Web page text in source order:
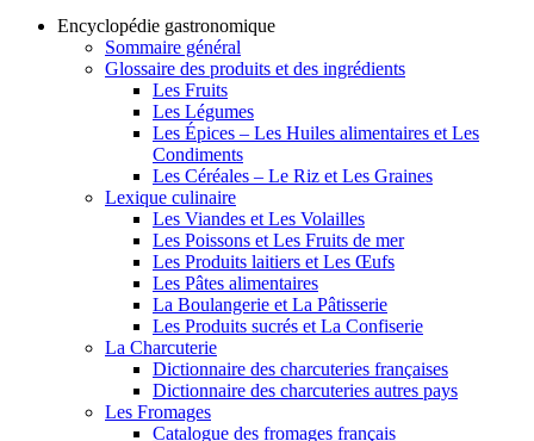
Encyclopédie gastronomique
Sommaire général
Glossaire des produits et des ingrédients
Les Fruits
Les Légumes
Les Épices – Les Huiles alimentaires et Les
Condiments
Les Céréales – Le Riz et Les Graines
Lexique culinaire
Les Viandes et Les Volailles
Les Poissons et Les Fruits de mer
Les Produits laitiers et Les Œufs
Les Pâtes alimentaires
La Boulangerie et La Pâtisserie
Les Produits sucrés et La Confiserie
La Charcuterie
Dictionnaire des charcuteries françaises
Dictionnaire des charcuteries autres pays
Les Fromages
Catalogue des fromages français